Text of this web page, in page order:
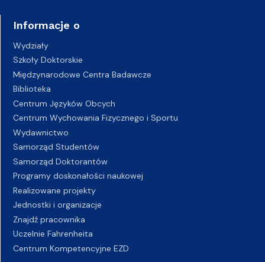
Informacje o
Wydziały
Szkoły Doktorskie
Międzynarodowe Centra Badawcze
Biblioteka
Centrum Języków Obcych
Centrum Wychowania Fizycznego i Sportu
Wydawnictwo
Samorząd Studentów
Samorząd Doktorantów
Programy doskonałości naukowej
Realizowane projekty
Jednostki i organizacje
Znajdź pracownika
Uczelnie Fahrenheita
Centrum Kompetencyjne EZD